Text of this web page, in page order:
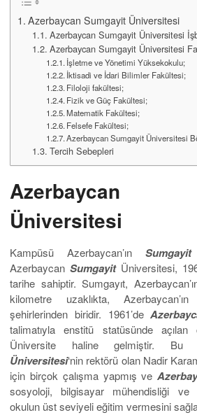
Azerbaycan Sumgayit Üniversitesi
Azerbaycan Sumgayit Üniversitesi
Azerbaycan Sumgayit Üniversitesi
İşletme ve Yönetimi Yüksekokulu;
İktisadi ve İdari Bilimler Fakültesi;
Filoloji fakültesi;
Fizik ve Güç Fakültesi;
Matematik Fakültesi;
Felsefe Fakültesi;
Azerbaycan Sumgayit Üniversitesi
Tercih Sebepleri
Azerbaycan
Üniversitesi
Kampüsü Azerbaycan’ın Sumgayit
Azerbaycan SumgayitÜniversitesi,
tarihe sahiptir. Sumgayıt,
kilometre uzaklıkta,
şehirlerinden biridir. 1961’de
talimatıyla enstitü statüsünde açılan
Üniversite haline gelmiştir. Bu
Üniversitesi‘nin rektörü olan Nadir
için birçok çalışma yapmış ve
sosyoloji, bilgisayar mühendisliği ve
okulun üst seviyeli eğitim vermesini